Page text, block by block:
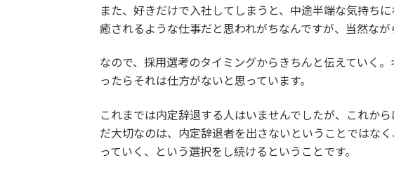
また、好きだけで入社してしまうと、中途半端な気持ち
癒されるような仕事だと思われがちなんですが、当然なが
なので、採用選考のタイミングからきちんと伝えていく
ったらそれは仕方がないと思っています。
これまでは内定辞退する人はいませんでしたが、これか
だ大切なのは、内定辞退者を出さないということではな
っていく、という選択をし続けるということです。